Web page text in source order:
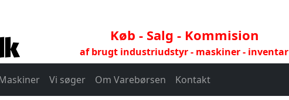
Køb - Salg - Kommision
af brugt industriudstyr - maskiner - inventar
Vi søger Om Varebørsen Kontakt